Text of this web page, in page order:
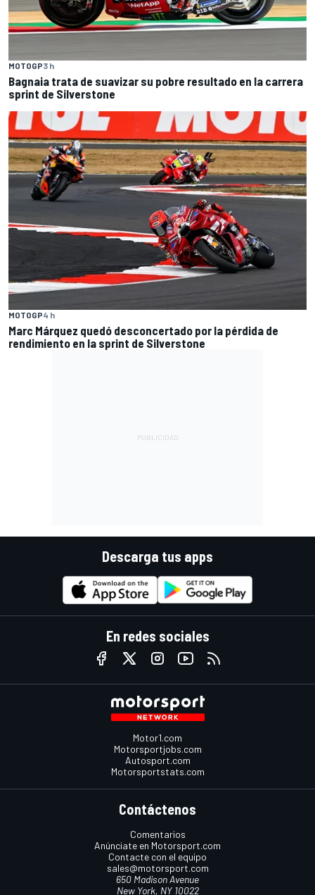
MOTOGP3 h
Bagnaia trata de suavizar su pobre resultado en la carrera
sprint de Silverstone
MOTOGP4 h
Marc Márquez quedó desconcertado por la pérdida de
rendimiento en la sprint de Silverstone
Descarga tus apps
En redes sociales
Motor1.com
Motorsportjobs.com
Autosport.com
Motorsportstats.com
Contáctenos
Comentarios
Anúnciate en Motorsport.com
Contacte con el equipo
sales@motorsport.com
650 Madison Avenue
New York, NY 10022